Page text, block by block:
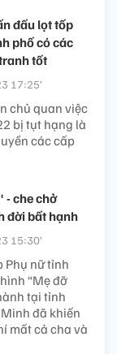
đấu lọt tốp
phố có các
tốt
17:25’
chủ quan việc
bị tụt hạng là
các cấp
- che chở
đời bất hạnh
15:30’
Phụ nữ tỉnh
“Mẹ đỡ
tại tỉnh
đã khiến
mất cả cha và